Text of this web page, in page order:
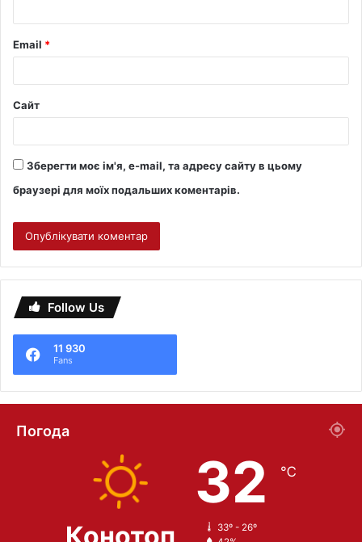
Email *
Сайт
Зберегти моє ім'я, e-mail, та адресу сайту в цьому
браузері для моїх подальших коментарів.
Follow Us
11 930
Fans
Погода
32 ℃
33º - 26º